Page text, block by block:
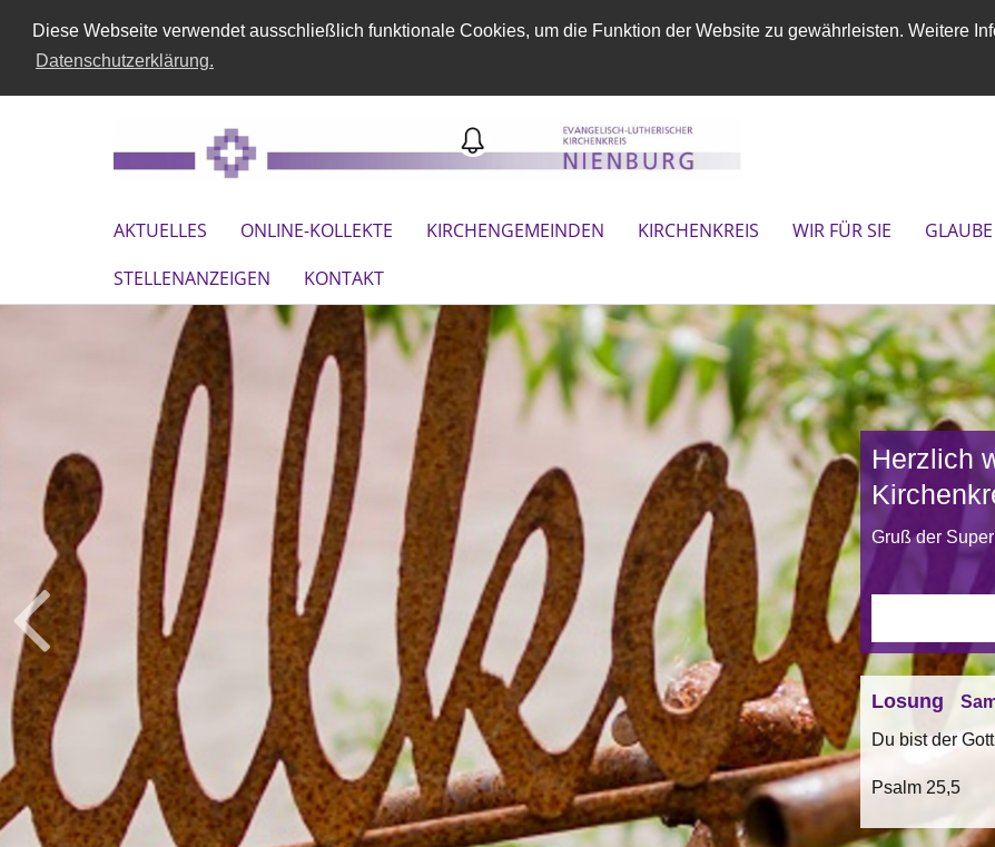
Diese Webseite verwendet ausschließlich funktionale Cookies, um die Funktion der Website zu gewährleisten. Weitere
Datenschutzerklärung.
AKTUELLES ONLINE-KOLLEKTE KIRCHENGEMEINDEN KIRCHENKREIS WIR FÜR SIE
STELLENANZEIGEN
KONTAKT
Herzlich
Gruß der
Losung
Du bist der
Psalm 25,5
Angedacht und nachgedacht
Lesen Sie hier aktuelle Gedanken von Mitarbeiter*innen des
Kirchenkreises
Mehr erfahren
Losung
Samstag, 08. August 2026
Du bist der Gott, der mir hilft; täglich harre ich auf dich.
Psalm 25,5